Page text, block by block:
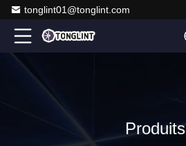
tonglint01@tonglint.com
Produits